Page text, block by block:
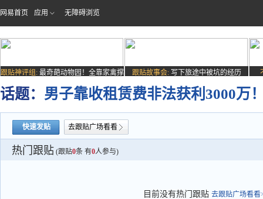
网易首页 应用 无障碍浏览
跟贴神评组: 最奇葩动物园！全靠家禽撑
场子
跟贴故事会: 写下旅途中被坑的经历
话题： 男子靠收租赁费非法获利3000万
快速发贴 去跟贴广场看看
热门跟贴 (跟贴0条 有0人参与)
目前没有热门跟贴 去跟贴广场看看